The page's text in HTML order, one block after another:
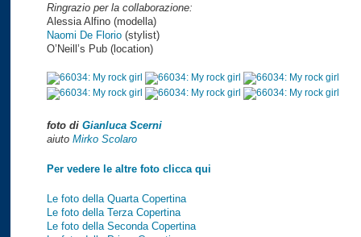
Ringrazio per la collaborazione:
Alessia Alfino (modella)
Naomi De Florio (stylist)
O’Neill’s Pub (location)
foto di Gianluca Scerni
aiuto Mirko Scolaro
Per vedere le altre foto clicca qui
Le foto della Quarta Copertina
Le foto della Terza Copertina
Le foto della Seconda Copertina